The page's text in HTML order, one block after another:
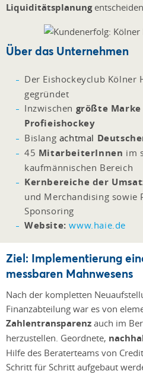
Liquiditätsplanung
Über das Unternehmen
Der Eishockeyclub Kölner
gegründet
Inzwischen größte
Profieishockey
Bislang achtmal
45 MitarbeiterInnen im
kaufmännischen Bereich
Kernbereiche der
und Merchandising sowie
Sponsoring
Website:www.haie.de
Ziel: Implementierung
messbaren Mahnwesens
Nach der kompletten
Finanzabteilung war es von
Zahlentransparenz auch im
herzustellen. Geordnete,
Hilfe des Beraterteams von
Schritt für Schritt aufgebaut